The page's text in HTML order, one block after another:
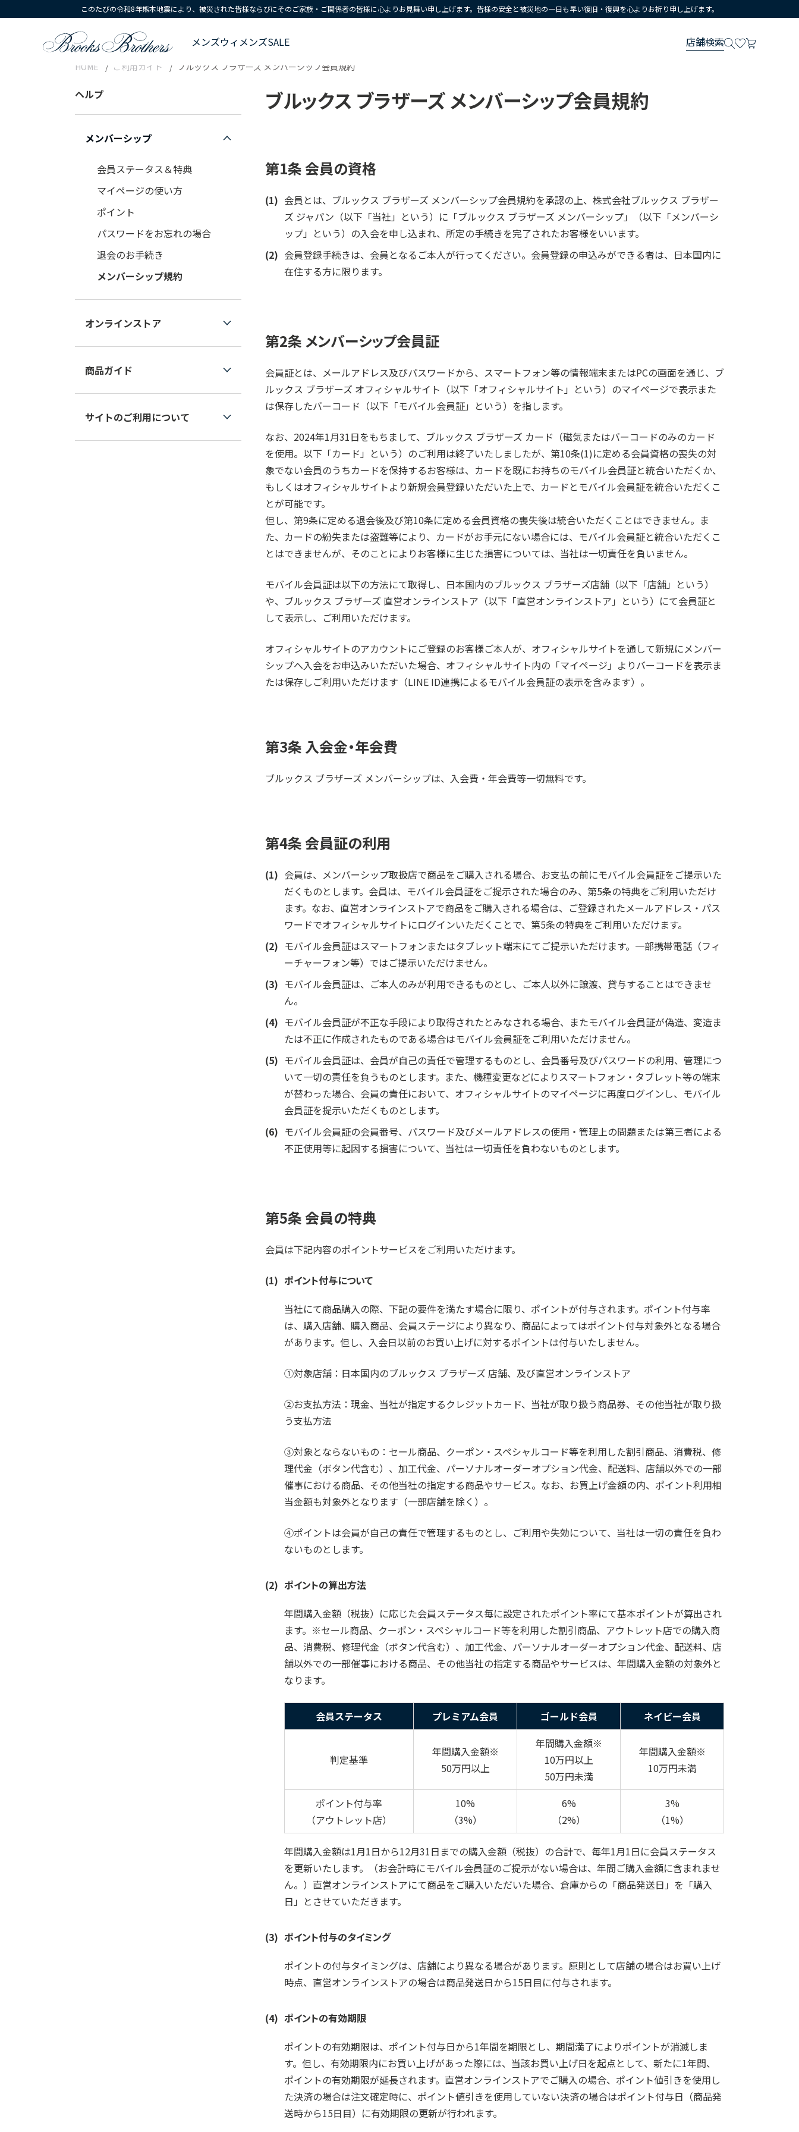
このたびの令和8年熊本地震により、被災された皆様ならびにそのご家族・ご関係者の皆様に心よりお見舞い申し上げます。皆様の安全と被災地の一日も早い復旧・復興を心よりお祈り申し上げます。
メンズウィメンズSALE 店舗検索
HOME ご利用ガイド ブルックス ブラザーズ メンバーシップ会員規約
ヘルプ
メンバーシップ
会員ステータス＆特典
マイページの使い方
ポイント
パスワードをお忘れの場合
退会のお手続き
メンバーシップ規約
オンラインストア
商品ガイド
サイトのご利用について
ブルックス ブラザーズ メンバーシップ会員規約
第1条 会員の資格
(1) 会員とは、ブルックス ブラザーズ メンバーシップ会員規約を承認の上、株式会社ブルックス ブラザー
ズ ジャパン（以下「当社」という）に「ブルックス ブラザーズ メンバーシップ」（以下「メンバーシ
ップ」という）の入会を申し込まれ、所定の手続きを完了されたお客様をいいます。
(2) 会員登録手続きは、会員となるご本人が行ってください。会員登録の申込みができる者は、日本国内に
在住する方に限ります。
第2条 メンバーシップ会員証
会員証とは、メールアドレス及びパスワードから、スマートフォン等の情報端末またはPCの画面を通じ、ブ
ルックス ブラザーズ オフィシャルサイト（以下「オフィシャルサイト」という）のマイページで表示また
は保存したバーコード（以下「モバイル会員証」という）を指します。
なお、2024年1月31日をもちまして、ブルックス ブラザーズ カード（磁気またはバーコードのみのカード
を使用。以下「カード」という）のご利用は終了いたしましたが、第10条(1)に定める会員資格の喪失の対
象でない会員のうちカードを保持するお客様は、カードを既にお持ちのモバイル会員証と統合いただくか、
もしくはオフィシャルサイトより新規会員登録いただいた上で、カードとモバイル会員証を統合いただくこ
とが可能です。
但し、第9条に定める退会後及び第10条に定める会員資格の喪失後は統合いただくことはできません。ま
た、カードの紛失または盗難等により、カードがお手元にない場合には、モバイル会員証と統合いただくこ
とはできませんが、そのことによりお客様に生じた損害については、当社は一切責任を負いません。
モバイル会員証は以下の方法にて取得し、日本国内のブルックス ブラザーズ店舗（以下「店舗」という）
や、ブルックス ブラザーズ 直営オンラインストア（以下「直営オンラインストア」という）にて会員証と
して表示し、ご利用いただけます。
オフィシャルサイトのアカウントにご登録のお客様ご本人が、オフィシャルサイトを通して新規にメンバー
シップへ入会をお申込みいただいた場合、オフィシャルサイト内の「マイページ」よりバーコードを表示ま
たは保存しご利用いただけます（LINE ID連携によるモバイル会員証の表示を含みます）。
第3条 入会金・年会費
ブルックス ブラザーズ メンバーシップは、入会費・年会費等一切無料です。
第4条 会員証の利用
(1) 会員は、メンバーシップ取扱店で商品をご購入される場合、お支払の前にモバイル会員証をご提示いた
だくものとします。会員は、モバイル会員証をご提示された場合のみ、第5条の特典をご利用いただけ
ます。なお、直営オンラインストアで商品をご購入される場合は、ご登録されたメールアドレス・パス
ワードでオフィシャルサイトにログインいただくことで、第5条の特典をご利用いただけます。
(2) モバイル会員証はスマートフォンまたはタブレット端末にてご提示いただけます。一部携帯電話（フィ
ーチャーフォン等）ではご提示いただけません。
(3) モバイル会員証は、ご本人のみが利用できるものとし、ご本人以外に譲渡、貸与することはできませ
ん。
(4) モバイル会員証が不正な手段により取得されたとみなされる場合、またモバイル会員証が偽造、変造ま
たは不正に作成されたものである場合はモバイル会員証をご利用いただけません。
(5) モバイル会員証は、会員が自己の責任で管理するものとし、会員番号及びパスワードの利用、管理につ
いて一切の責任を負うものとします。また、機種変更などによりスマートフォン・タブレット等の端末
が替わった場合、会員の責任において、オフィシャルサイトのマイページに再度ログインし、モバイル
会員証を提示いただくものとします。
(6) モバイル会員証の会員番号、パスワード及びメールアドレスの使用・管理上の問題または第三者による
不正使用等に起因する損害について、当社は一切責任を負わないものとします。
第5条 会員の特典
会員は下記内容のポイントサービスをご利用いただけます。
(1) ポイント付与について
当社にて商品購入の際、下記の要件を満たす場合に限り、ポイントが付与されます。ポイント付与率
は、購入店舗、購入商品、会員ステージにより異なり、商品によってはポイント付与対象外となる場合
があります。但し、入会日以前のお買い上げに対するポイントは付与いたしません。
①対象店舗：日本国内のブルックス ブラザーズ 店舗、及び直営オンラインストア
②お支払方法：現金、当社が指定するクレジットカード、当社が取り扱う商品券、その他当社が取り扱
う支払方法
③対象とならないもの：セール商品、クーポン・スペシャルコード等を利用した割引商品、消費税、修
理代金（ボタン代含む）、加工代金、パーソナルオーダーオプション代金、配送料、店舗以外での一部
催事における商品、その他当社の指定する商品やサービス。なお、お買上げ金額の内、ポイント利用相
当金額も対象外となります（一部店舗を除く）。
④ポイントは会員が自己の責任で管理するものとし、ご利用や失効について、当社は一切の責任を負わ
ないものとします。
(2) ポイントの算出方法
年間購入金額（税抜）に応じた会員ステータス毎に設定されたポイント率にて基本ポイントが算出され
ます。※セール商品、クーポン・スペシャルコード等を利用した割引商品、アウトレット店での購入商
品、消費税、修理代金（ボタン代含む）、加工代金、パーソナルオーダーオプション代金、配送料、店
舗以外での一部催事における商品、その他当社の指定する商品やサービスは、年間購入金額の対象外と
なります。
会員ステータス プレミアム会員 ゴールド会員 ネイビー会員
判定基準
年間購入金額※
50万円以上
年間購入金額※
10万円以上
50万円未満
年間購入金額※
10万円未満
ポイント付与率
（アウトレット店）
10%
（3%）
6%
（2%）
3%
（1%）
年間購入金額は1月1日から12月31日までの購入金額（税抜）の合計で、毎年1月1日に会員ステータス
を更新いたします。（お会計時にモバイル会員証のご提示がない場合は、年間ご購入金額に含まれませ
ん。）直営オンラインストアにて商品をご購入いただいた場合、倉庫からの「商品発送日」を「購入
日」とさせていただきます。
(3) ポイント付与のタイミング
ポイントの付与タイミングは、店舗により異なる場合があります。原則として店舗の場合はお買い上げ
時点、直営オンラインストアの場合は商品発送日から15日目に付与されます。
(4) ポイントの有効期限
ポイントの有効期限は、ポイント付与日から1年間を期限とし、期間満了によりポイントが消滅しま
す。但し、有効期限内にお買い上げがあった際には、当該お買い上げ日を起点として、新たに1年間、
ポイントの有効期限が延長されます。直営オンラインストアでご購入の場合、ポイント値引きを使用し
た決済の場合は注文確定時に、ポイント値引きを使用していない決済の場合はポイント付与日（商品発
送時から15日目）に有効期限の更新が行われます。